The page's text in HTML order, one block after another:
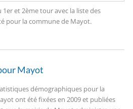
et 2ème tour avec la liste des
pour la commune de Mayot.
Mayot
démographiques pour la
ont été fixées en 2009 et publiées